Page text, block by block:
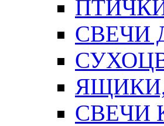
СВЕЧИ
СВЕЧИ